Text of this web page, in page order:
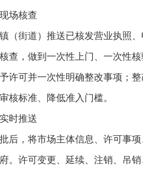
场核查
（街道）推送已核发营业执照
查，做到一次性上门、一次性
许可并一次性明确整改事项；
核标准、降低准入门槛。
时推送
后，将市场主体信息、许可事
。许可变更、延续、注销、吊